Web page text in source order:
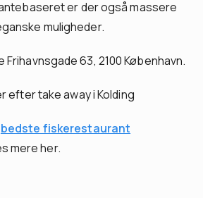
er der også massere
muligheder.
Frihavnsgade 63, 2100 København.
efter take away i Kolding
bedste fiskerestaurant
mere her.